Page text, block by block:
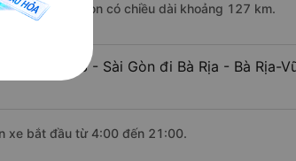
8 - Sài Gòn có chiều dài khoảng 127 km.
Quận 8 - Sài Gòn đi Bà Rịa - Bà Rịa-
xe bắt đầu từ 4:00 đến 21:00.